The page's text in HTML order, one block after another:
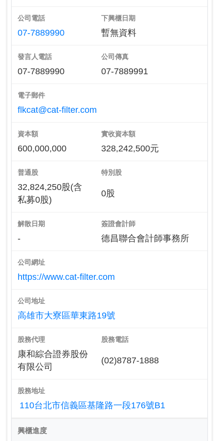
公司電話
07-7889990
下興櫃日期
暫無資料
發言人電話
07-7889990
公司傳真
07-7889991
電子郵件
flkcat@cat-filter.com
資本額
600,000,000
實收資本額
328,242,500元
普通股
32,824,250股(含
私募0股)
特別股
0股
解散日期
-
簽證會計師
德昌聯合會計師事務所
公司網址
https://www.cat-filter.com
公司地址
高雄市大寮區華東路19號
股務代理
康和綜合證券股份
有限公司
股務電話
(02)8787-1888
股務地址
110台北市信義區基隆路一段176號B1
興櫃進度